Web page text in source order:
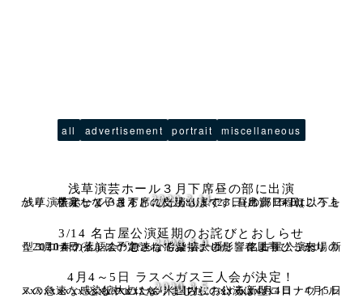
all advertisement portrait miscellaneous
浅草演芸ホール３月下席昼の部に出演
浅草演芸ホール 3月下席に出演します。 昼の部15:00ごろ上がり、林家なな子さんとの交互出演です。 出演日程は以下を予定しています。 ぴっかり☆ 23日(月)・24日(
2020.3.11
3/14 名古屋公演延期のお詫びとおしらせ
3月14日(土) に予定されておりました、春風亭ぴっかり☆2020春の落語会「ぴっかり☆春一番！」名古屋公演は、新型コロナウイルスの急速な感染拡大の影響により、ご来場の皆
2020.3.9
4月4～5日 ラスベガス三人会が決定！
xxxxxxxxxxxxxxxxxxxx 米国内における新型コロナウイルスの急速な感染拡大のため、こちらの公演は4月4日・4月5日とも中止になりました。 xxxxxxxx
2020.3.5